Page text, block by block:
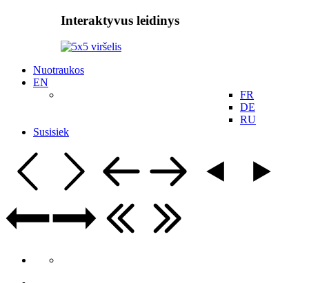
Interaktyvus leidinys
Nuotraukos
EN
FR
DE
RU
Susisiek